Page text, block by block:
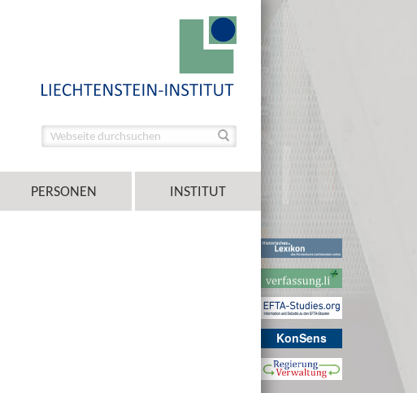
KonSens
PERSONEN INSTITUT